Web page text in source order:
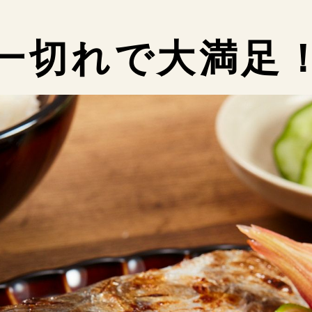
切れで大満足